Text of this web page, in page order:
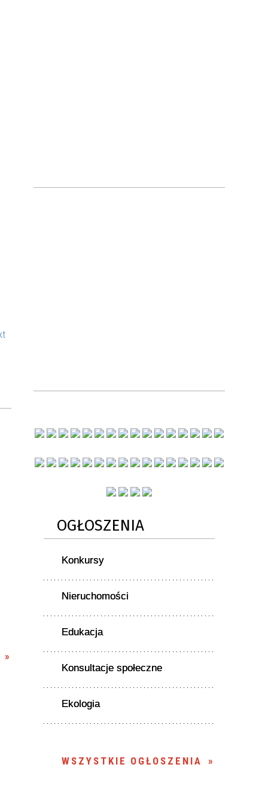
OGŁOSZENIA
Konkursy
Nieruchomości
Edukacja
Konsultacje społeczne
Ekologia
WSZYSTKIE OGŁOSZENIA